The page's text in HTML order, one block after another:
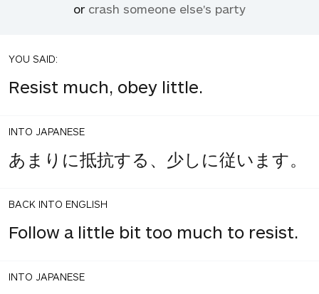
or crash someone else's party
YOU SAID:
Resist much, obey little.
INTO JAPANESE
あまりに抵抗する、少しに従います。
BACK INTO ENGLISH
Follow a little bit too much to resist.
INTO JAPANESE